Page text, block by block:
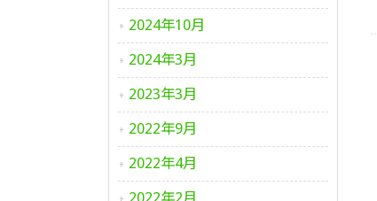
2024年10月
2024年3月
2023年3月
2022年9月
2022年4月
2022年2月